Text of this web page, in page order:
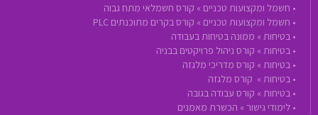
• חשמל ומקצועות טכניים » קורס חשמלאי מתח גבוה
• חשמל ומקצועות טכניים » קורס בקרים מתוכנתים PLC
• בטיחות » ממונה בטיחות בעבודה
• בטיחות » קורס ניהול פרויקטים בבניה
• בטיחות » קורס מדריכי מלגזה
• בטיחות » קורס מלגזה
• בטיחות » קורס עבודה בגובה
• לימודי גישור » הכשרת מאמנים